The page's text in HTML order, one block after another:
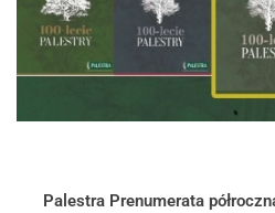
Palestra Prenumerata